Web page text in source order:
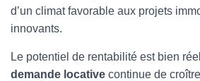
d’un climat favorable aux projets
innovants.
Le potentiel de rentabilité est bien
demande locative continue de